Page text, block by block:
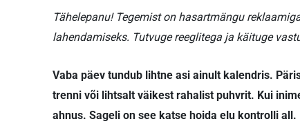
Tähelepanu! Tegemist on hasartmängu
lahendamiseks. Tutvuge reeglitega ja käituge
Vaba päev tundub lihtne asi ainult kalendris.
trenni või lihtsalt väikest rahalist puhvrit. Kui
ahnus. Sageli on see katse hoida elu kontrolli all.